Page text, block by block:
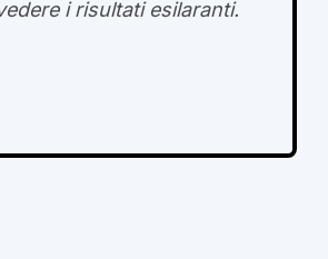
i risultati esilaranti.